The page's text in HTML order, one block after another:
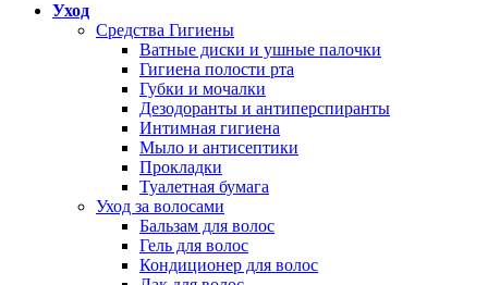
Уход
Средства Гигиены
Ватные диски и ушные палочки
Гигиена полости рта
Губки и мочалки
Дезодоранты и антиперспиранты
Интимная гигиена
Мыло и антисептики
Прокладки
Туалетная бумага
Уход за волосами
Бальзам для волос
Гель для волос
Кондиционер для волос